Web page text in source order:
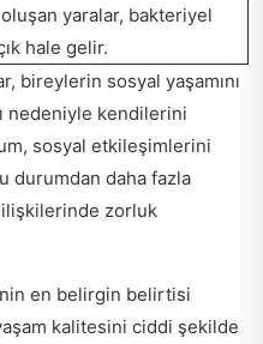
yaralar, bakteriyel
hale gelir.
bireylerin sosyal yaşamını
nedeniyle kendilerini
sosyal etkileşimlerini
durumdan daha fazla
ilişkilerinde zorluk
en belirgin belirtisi
kalitesini ciddi şekilde